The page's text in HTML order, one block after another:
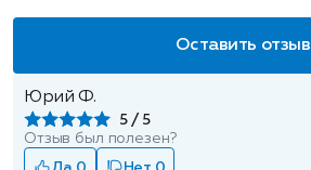
Оставить отзыв
Юрий Ф.
5
Отзыв был полезен?